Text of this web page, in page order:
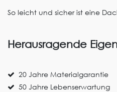
So leicht und sicher ist eine
Herausragende
20 Jahre Materialgarantie
50 Jahre Lebenserwartung